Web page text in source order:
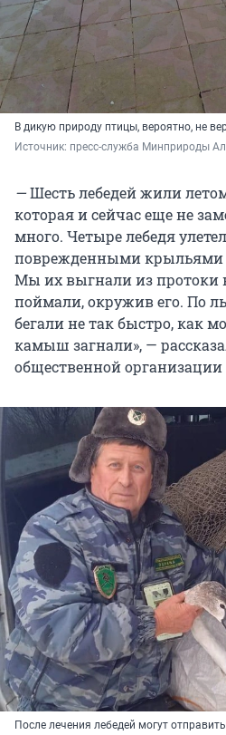
В дикую природу птицы, вероятно, не
Источник: пресс-служба Минприроды
—Шесть лебедей жили
которая и сейчас еще не
много. Четыре лебедя
поврежденными крыльями
Мы их выгнали из протоки
поймали, окружив его. По
бегали не так быстро, как
камыш загнали», —
общественной
После лечения лебедей могут